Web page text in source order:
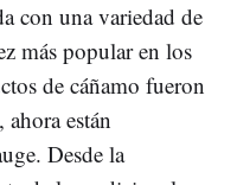
con una variedad de
más popular en los
de cáñamo fueron
ahora están
Desde la